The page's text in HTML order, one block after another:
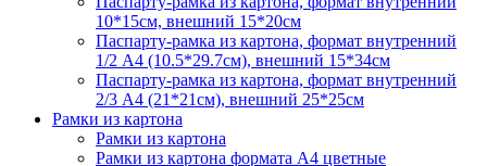
10*15см, внешний 15*20см
Паспарту-рамка из картона, формат внутренний
1/2 А4 (10.5*29.7см), внешний 15*34см
Паспарту-рамка из картона, формат внутренний
2/3 А4 (21*21см), внешний 25*25см
Рамки из картона
Рамки из картона
Рамки из картона формата А4 цветные